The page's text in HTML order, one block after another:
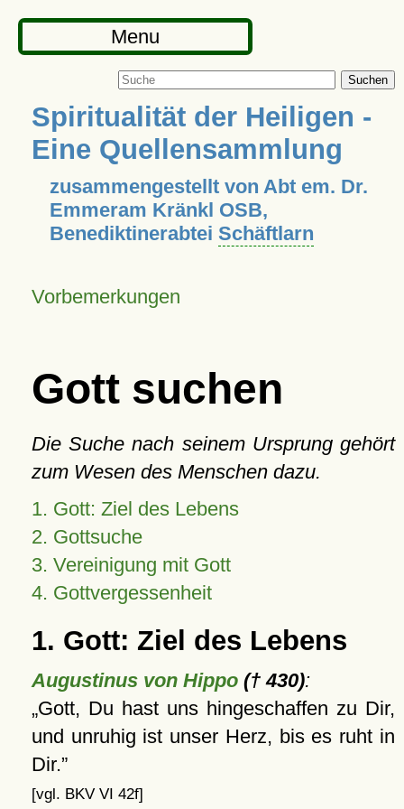
Menu
Suchen
Spiritualität der Heiligen -
Eine Quellensammlung
zusammengestellt von Abt em. Dr.
Emmeram Kränkl OSB,
Benediktinerabtei Schäftlarn
Vorbemerkungen
Gott suchen
Die Suche nach seinem Ursprung gehört
zum Wesen des Menschen dazu.
1. Gott: Ziel des Lebens
2. Gottsuche
3. Vereinigung mit Gott
4. Gottvergessenheit
1. Gott: Ziel des Lebens
Augustinus von Hippo(† 430):
Gott, Du hast uns hingeschaffen zu Dir,
und unruhig ist unser Herz, bis es ruht in
Dir.
[vgl. BKV VI 42f]